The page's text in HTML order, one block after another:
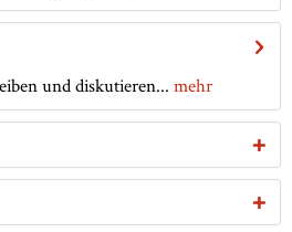
und diskutieren... mehr